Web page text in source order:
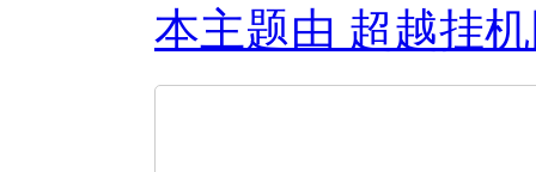
本主题由 超越挂